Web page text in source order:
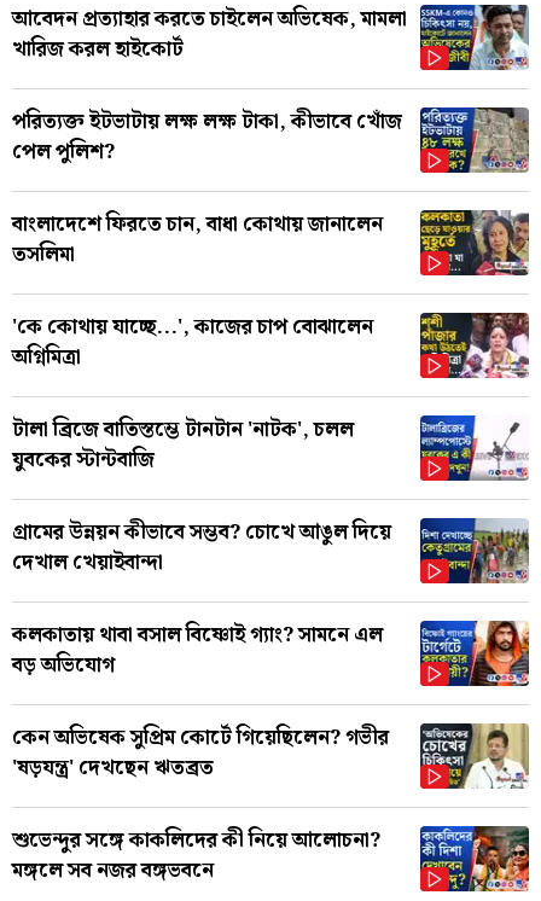
আবেদন প্রত্যাহার করতে চাইলেন অভিষেক, মামলা
খারিজ করল হাইকোর্ট
পরিত্যক্ত ইটভাটায় লক্ষ লক্ষ টাকা, কীভাবে খোঁজ
পেল পুলিশ?
বাংলাদেশে ফিরতে চান, বাধা কোথায় জানালেন
তসলিমা
'কে কোথায় যাচ্ছে...', কাজের চাপ বোঝালেন
অগ্নিমিত্রা
টালা ব্রিজে বাতিস্তম্ভে টানটান 'নাটক', চলল
যুবকের স্টান্টবাজি
গ্রামের উন্নয়ন কীভাবে সম্ভব? চোখে আঙুল দিয়ে
দেখাল খেয়াইবান্দা
কলকাতায় থাবা বসাল বিষ্ণোই গ্যাং? সামনে এল
বড় অভিযোগ
কেন অভিষেক সুপ্রিম কোর্টে গিয়েছিলেন? গভীর
'ষড়যন্ত্র' দেখছেন ঋতব্রত
শুভেন্দুর সঙ্গে কাকলিদের কী নিয়ে আলোচনা?
মঙ্গলে সব নজর বঙ্গভবনে